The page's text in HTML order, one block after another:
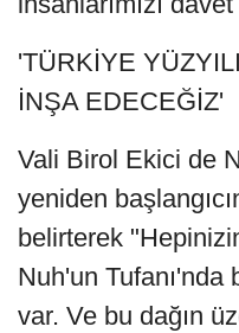
'TÜRKİYE
İNŞA EDECEĞİZ'
Vali Birol Ekici de
yeniden
belirterek
Nuh'un Tufanı'nda
var. Ve bu dağın